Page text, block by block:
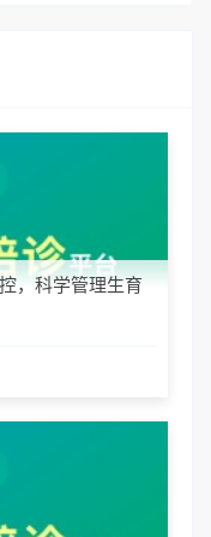
，科学管理生育